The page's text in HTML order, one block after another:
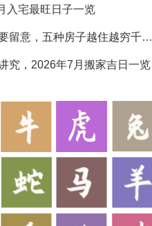
入宅最旺日子一览
买房租房要留意，五种房子越住越穷千万别选
究，2026年7月搬家吉日一览